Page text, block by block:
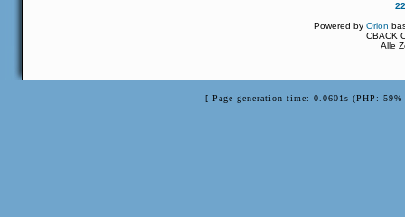
Powered byOrion
CBACK
Alle
[ Page generation time: 0.0601s (PHP: